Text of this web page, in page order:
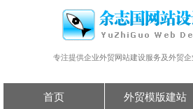
专注提供企业外贸网站建设服务及外贸
首页 外贸模版建站